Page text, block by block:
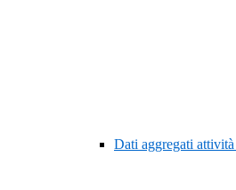
Dati aggregati